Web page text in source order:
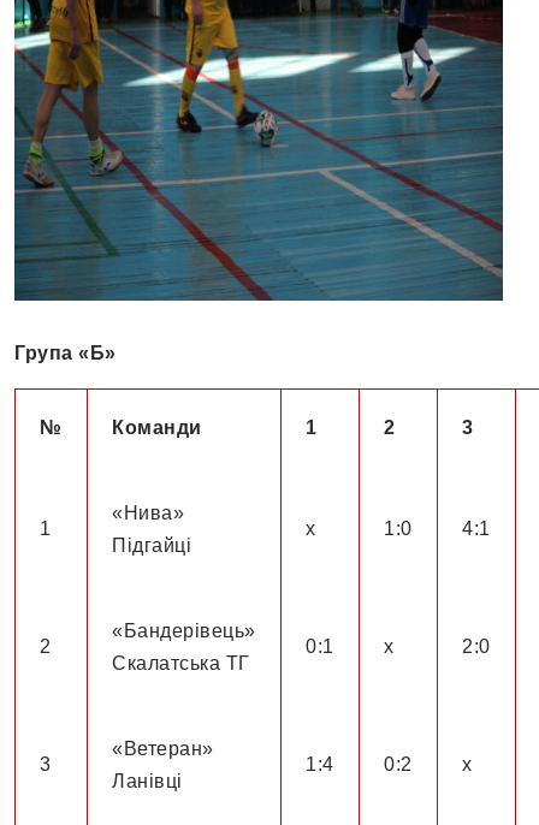
Група «Б»
№ Команди 1 2 3
1
«Нива»
Підгайці
х 1:0 4:1
2
«Бандерівець»
Скалатська ТГ
0:1 х 2:0
3
«Ветеран»
Ланівці
1:4 0:2 х